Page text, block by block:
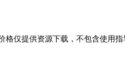
仅提供资源下载，不包含使用指